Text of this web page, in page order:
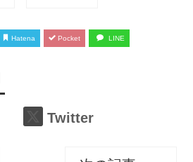
Hatena Pocket LINE
Twitter